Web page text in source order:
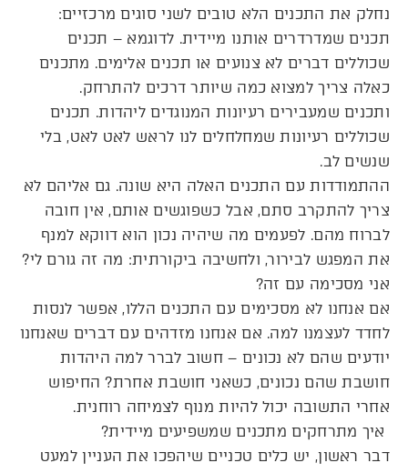
נחלק את התכנים הלא טובים לשני סוגים מרכזיים:
תכנים שמדרדרים אותנו מיידית. לדוגמא – תכנים
שכוללים דברים לא צנועים או תכנים אלימים. מתכנים
כאלה צריך למצוא כמה שיותר דרכים להתרחק.
ותכנים שמעבירים רעיונות המנוגדים ליהדות. תכנים
שכוללים רעיונות שמחלחלים לנו לראש לאט לאט, בלי
שנשים לב.
ההתמודדות עם התכנים האלה היא שונה. גם אליהם לא
צריך להתקרב סתם, אבל כשפוגשים אותם, אין חובה
לברוח מהם. לפעמים מה שיהיה נכון הוא דווקא למנף
את המפגש לבירור, ולחשיבה ביקורתית: מה זה גורם לי?
אני מסכימה עם זה?
אם אנחנו לא מסכימים עם התכנים הללו, אפשר לנסות
לחדד לעצמנו למה. אם אנחנו מזדהים עם דברים שאנחנו
יודעים שהם לא נכונים – חשוב לברר למה היהדות
חושבת שהם נכונים, כשאני חושבת אחרת? החיפוש
אחרי התשובה יכול להיות מנוף לצמיחה רוחנית.
איך מתרחקים מתכנים שמשפיעים מיידית?
דבר ראשון, יש כלים טכניים שיהפכו את העניין למעט